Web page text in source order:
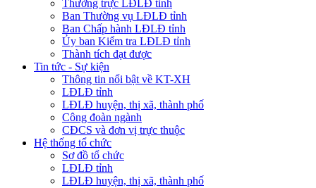
Thường trực LĐLĐ tỉnh
Ban Thường vụ LĐLĐ tỉnh
Ban Chấp hành LĐLĐ tỉnh
Ủy ban Kiểm tra LĐLĐ tỉnh
Thành tích đạt được
Tin tức - Sự kiện
Thông tin nổi bật về KT-XH
LĐLĐ tỉnh
LĐLĐ huyện, thị xã, thành phố
Công đoàn ngành
CĐCS và đơn vị trực thuộc
Hệ thống tổ chức
Sơ đồ tổ chức
LĐLĐ tỉnh
LĐLĐ huyện, thị xã, thành phố